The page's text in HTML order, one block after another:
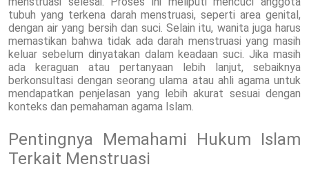
tubuh yang terkena darah menstruasi, seperti area genital,
dengan air yang bersih dan suci. Selain itu, wanita juga harus
memastikan bahwa tidak ada darah menstruasi yang masih
keluar sebelum dinyatakan dalam keadaan suci. Jika masih
ada keraguan atau pertanyaan lebih lanjut, sebaiknya
berkonsultasi dengan seorang ulama atau ahli agama untuk
mendapatkan penjelasan yang lebih akurat sesuai dengan
konteks dan pemahaman agama Islam.
Pentingnya Memahami Hukum Islam
Terkait Menstruasi